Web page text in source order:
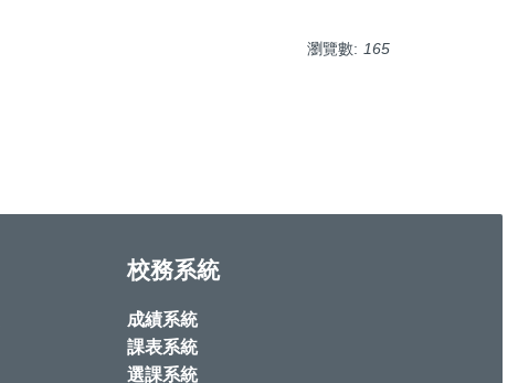
瀏覽數: 165
校務系統
成績系統
課表系統
選課系統